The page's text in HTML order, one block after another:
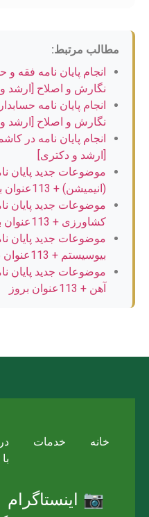
مطالب مرتبط:
انجام پایان نامه
نگارش و اصلاح [ارشد
انجام پایان نامه
نگارش و اصلاح [ارشد
انجام پایان نامه در
[ارشد و دکتری]
موضوعات جدید پایان
(انیمیشن) + 113عنوان بروز
موضوعات جدید پایان
کشاورزی + 113عنوان بروز
موضوعات جدید پایان
بیوسیستم + 113عنوان بروز
موضوعات جدید پایان
آهن + 113عنوان بروز
خانه خدمات
📷 اینستاگرام